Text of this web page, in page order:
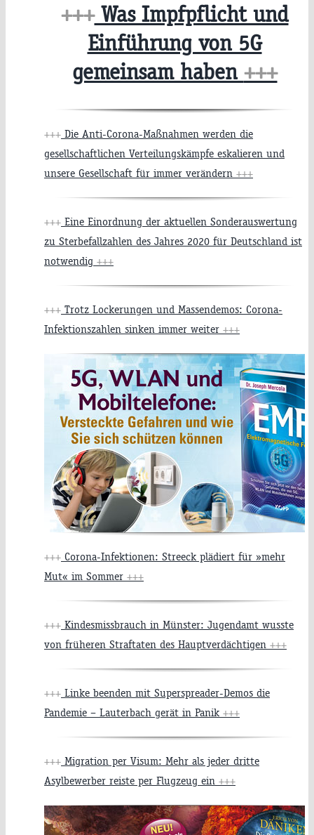
+++Was Impfpflicht und
Einführung von 5G
gemeinsam haben +++
+++ Die Anti-Corona-Maßnahmen werden die
gesellschaftlichen Verteilungskämpfe eskalieren und
unsere Gesellschaft für immer verändern +++
+++ Eine Einordnung der aktuellen Sonderauswertung
zu Sterbefallzahlen des Jahres 2020 für Deutschland ist
notwendig +++
+++ Trotz Lockerungen und Massendemos: Corona-
Infektionszahlen sinken immer weiter +++
+++ Corona-Infektionen: Streeck plädiert für »mehr
Mut« im Sommer +++
+++ Kindesmissbrauch in Münster: Jugendamt wusste
von früheren Straftaten des Hauptverdächtigen +++
+++ Linke beenden mit Superspreader-Demos die
Pandemie – Lauterbach gerät in Panik +++
+++ Migration per Visum: Mehr als jeder dritte
Asylbewerber reiste per Flugzeug ein +++